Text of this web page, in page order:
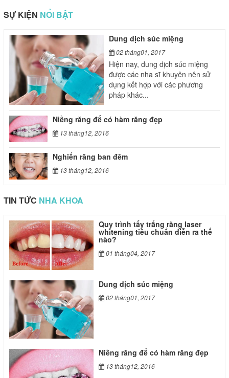
SỰ KIỆN NỔI BẬT
Dung dịch súc miệng
02 tháng01, 2017
Hiện nay, dung dịch súc miệng
được các nha sĩ khuyên nên sử
dụng kết hợp với các phương
pháp khác...
Niềng răng để có hàm răng đẹp
13 tháng12, 2016
Nghiến răng ban đêm
13 tháng12, 2016
TIN TỨC NHA KHOA
Quy trình tẩy trắng răng laser
whitening tiêu chuẩn diễn ra thế
nào?
01 tháng04, 2017
Dung dịch súc miệng
02 tháng01, 2017
Niềng răng để có hàm răng đẹp
13 tháng12, 2016